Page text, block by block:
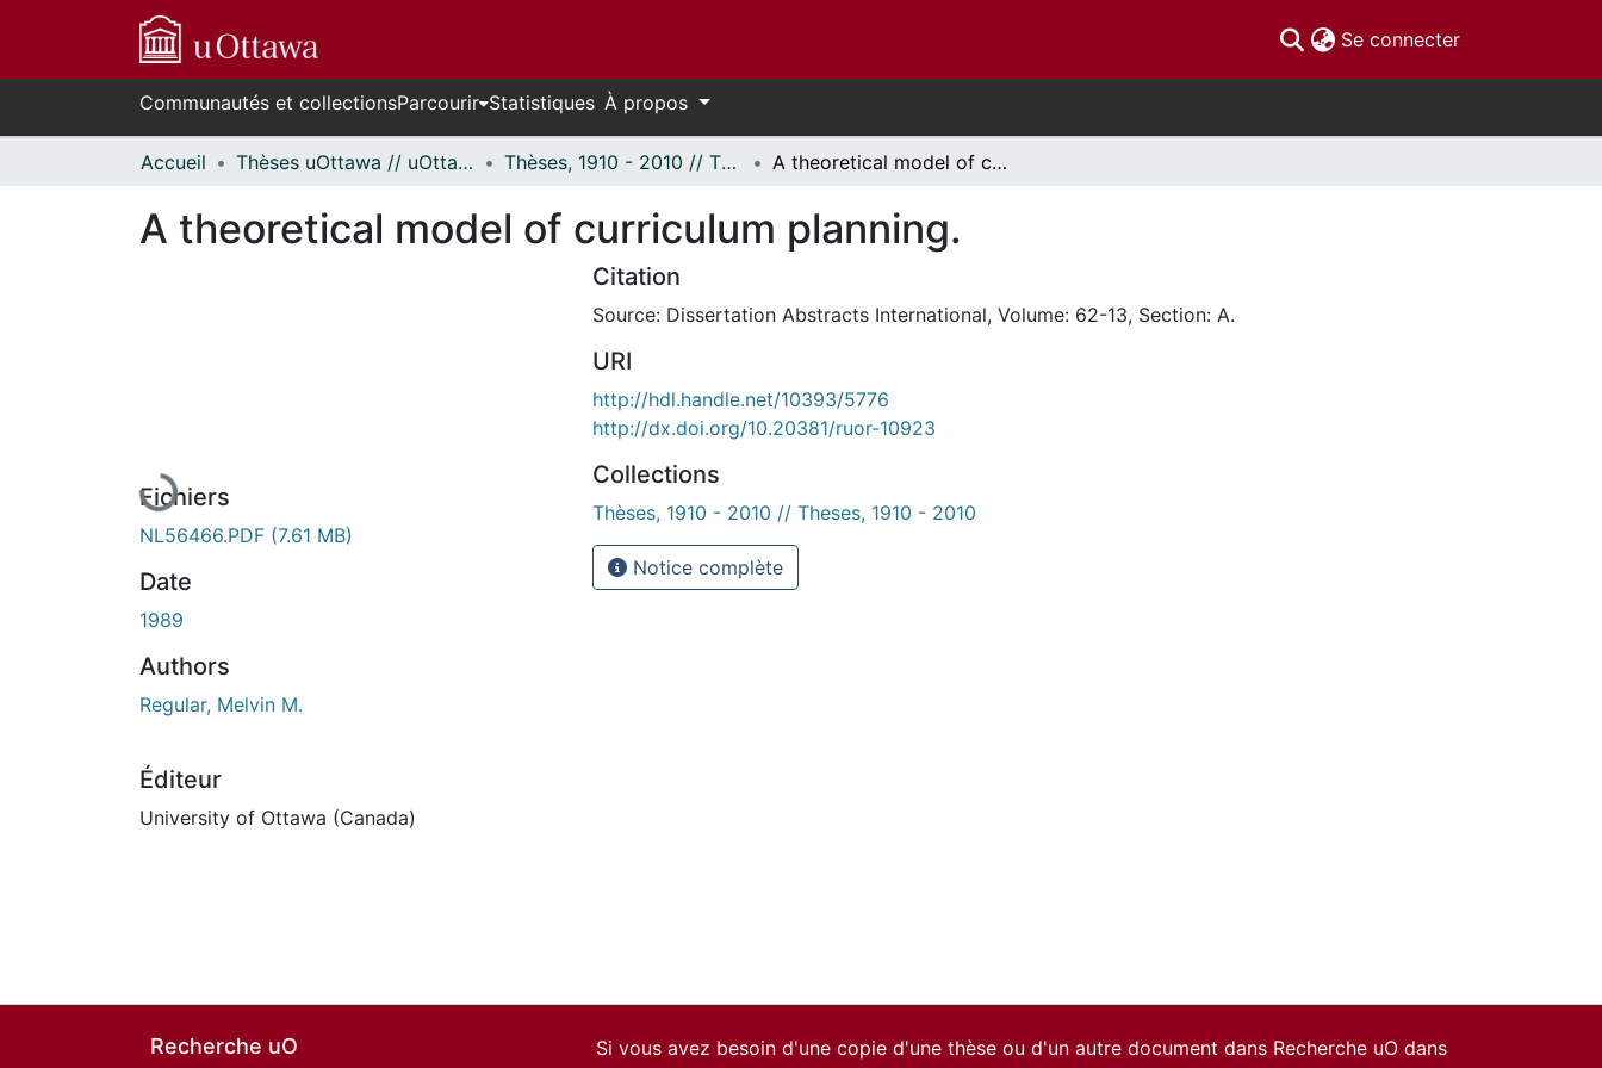
Se connecter(current)
Communautés et collectionsParcourir Statistiques À propos
Accueil Thèses uOttawa // uOttawa Theses Thèses, 1910 - 2010 // Theses, 1910 - 2010 A theoretical model of curriculum planning.
A theoretical model of curriculum planning.
En cours de chargement...
Fichiers
NL56466.PDF (7.61 MB)
Date
1989
Authors
Regular, Melvin M.
Éditeur
University of Ottawa (Canada)
Citation
Source: Dissertation Abstracts International, Volume: 62-13, Section: A.
URI
http://hdl.handle.net/10393/5776
http://dx.doi.org/10.20381/ruor-10923
Collections
Thèses, 1910 - 2010 // Theses, 1910 - 2010
Notice complète
Recherche uO
Si vous avez besoin d'une copie d'une thèse ou d'un autre document dans Recherche uO dans